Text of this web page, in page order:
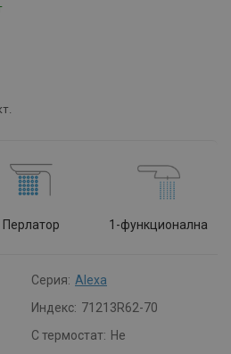
Перлатор 1-функционална
Серия: Alexa
Индекс: 71213R62-70
С термостат: Не